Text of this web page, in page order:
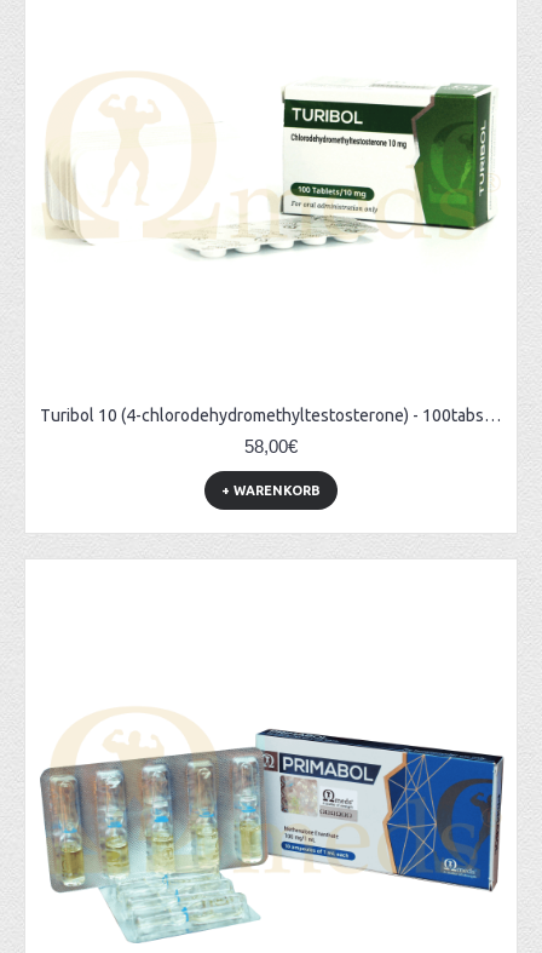
Turibol 10 (4-chlorodehydromethyltestosterone) - 100tabs (10mg/tab)
58,00€
+ WARENKORB